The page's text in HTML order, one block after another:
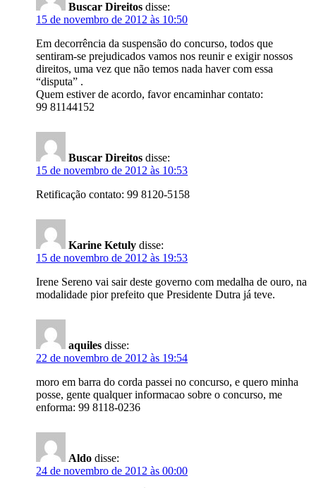
Buscar Direitos disse:
15 de novembro de 2012 às 10:50
Em decorrência da suspensão do concurso, todos que
sentiram-se prejudicados vamos nos reunir e exigir nossos
direitos, uma vez que não temos nada haver com essa
“disputa” .
Quem estiver de acordo, favor encaminhar contato:
99 81144152
Buscar Direitos disse:
15 de novembro de 2012 às 10:53
Retificação contato: 99 8120-5158
Karine Ketuly disse:
15 de novembro de 2012 às 19:53
Irene Sereno vai sair deste governo com medalha de ouro, na
modalidade pior prefeito que Presidente Dutra já teve.
aquiles disse:
22 de novembro de 2012 às 19:54
moro em barra do corda passei no concurso, e quero minha
posse, gente qualquer informacao sobre o concurso, me
enforma: 99 8118-0236
Aldo disse:
24 de novembro de 2012 às 00:00